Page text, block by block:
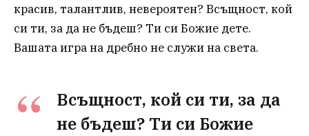
красив, талантлив, невероятен? Всъщност, кой
си ти, за да не бъдеш? Ти си Божие дете.
Вашата игра на дребно не служи на света.
Всъщност, кой си ти, за да
не бъдеш? Ти си Божие